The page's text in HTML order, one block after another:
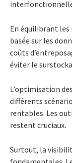
En équilibrant les
basée sur les
coûts
éviter le
L’optimisation
différents
rentables. Les
restent cruciaux.
Surtout, la